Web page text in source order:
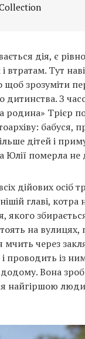
дія, є
втратам. Тут
щоб зрозуміти
дитинства. З
родина» Трієр
бабуся,
дітей і
Юлії померла
дійових осіб
главі,
якого
на
через
проводить із
Вона
найгіршою